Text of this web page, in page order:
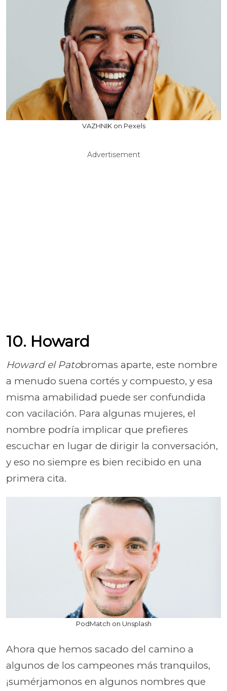
VAZHNIK on Pexels
Advertisement
10. Howard
Howard el Patobromas aparte, este nombre
a menudo suena cortés y compuesto, y esa
misma amabilidad puede ser confundida
con vacilación. Para algunas mujeres, el
nombre podría implicar que prefieres
escuchar en lugar de dirigir la conversación,
y eso no siempre es bien recibido en una
primera cita.
PodMatch on Unsplash
Ahora que hemos sacado del camino a
algunos de los campeones más tranquilos,
¡sumérjamonos en algunos nombres que